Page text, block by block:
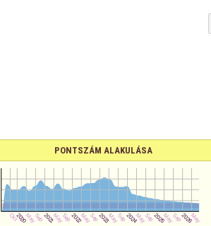
PONTSZÁM ALAKULÁSA